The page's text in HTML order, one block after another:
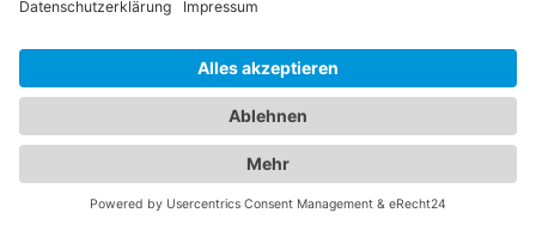
Komfort während des Aufenthalts in einem
Willichzu gewährleisten. Erfahren Sie mehr über
die verschiedenen Abschleppdienste in Ihrer
Region. Unsere Datenbank enthält eine Auswahl
an professionellen Anbietern, die Ihnen im Falle
einer Fahrzeugpanne oder eines Unfalls schnell
und effizient helfen. Informieren Sie sich über ihre
Dienstleistungen, Erreichbarkeit und